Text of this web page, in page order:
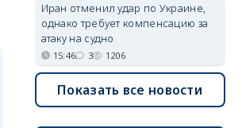
Иран отменил удар по Украине,
однако требует компенсацию за
атаку на судно
15:46 3 1206
Показать все новости